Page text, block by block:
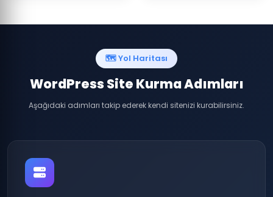
🗺️ Yol Haritası
WordPress Site Kurma Adımları
Aşağıdaki adımları takip ederek kendi sitenizi kurabilirsiniz.